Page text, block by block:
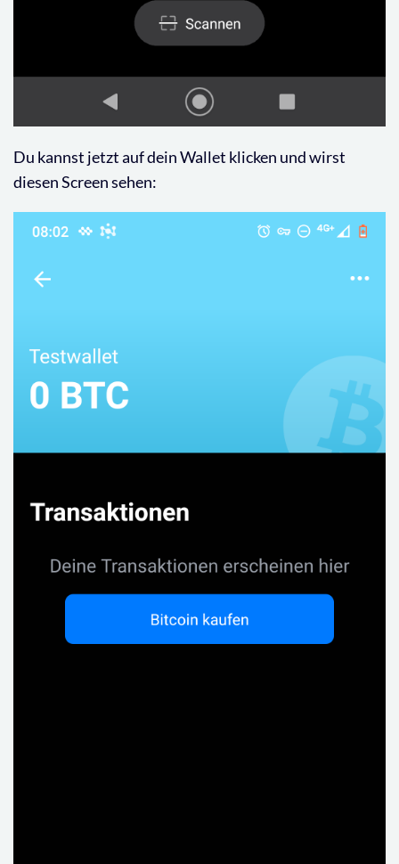
Du kannst jetzt auf dein Wallet klicken und wirst
diesen Screen sehen: